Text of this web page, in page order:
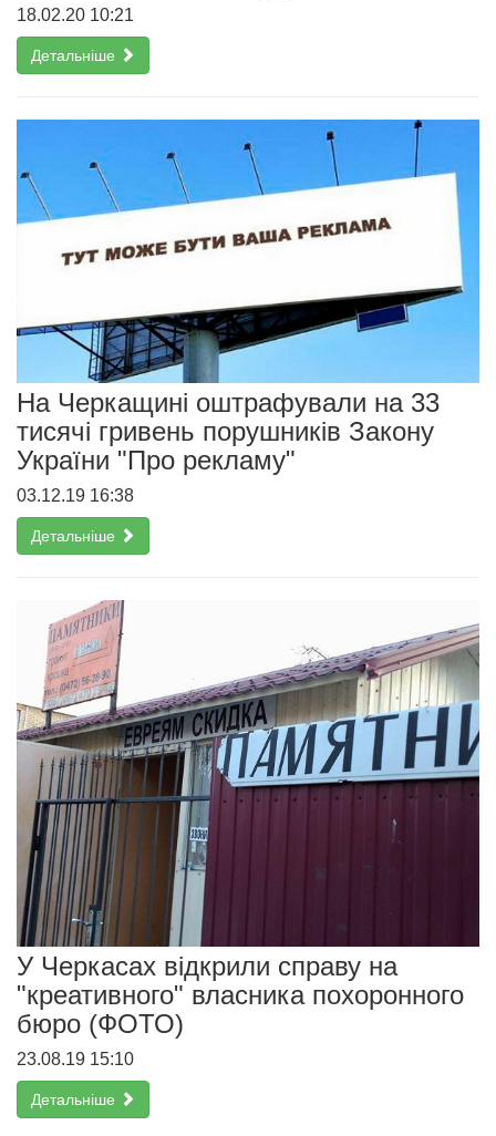
18.02.20 10:21
Детальніше
На Черкащині оштрафували на 33
тисячі гривень порушників Закону
України "Про рекламу"
03.12.19 16:38
Детальніше
У Черкасах відкрили справу на
"креативного" власника похоронного
бюро (ФОТО)
23.08.19 15:10
Детальніше